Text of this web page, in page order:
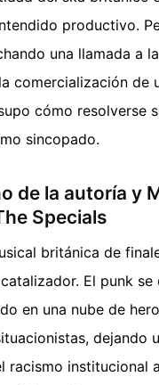
productivo.
una llamada a
comercialización de
cómo resolverse
sincopado.
de la autoría y
Specials
británica de
El punk se
en una nube de
dejando
racismo institucional